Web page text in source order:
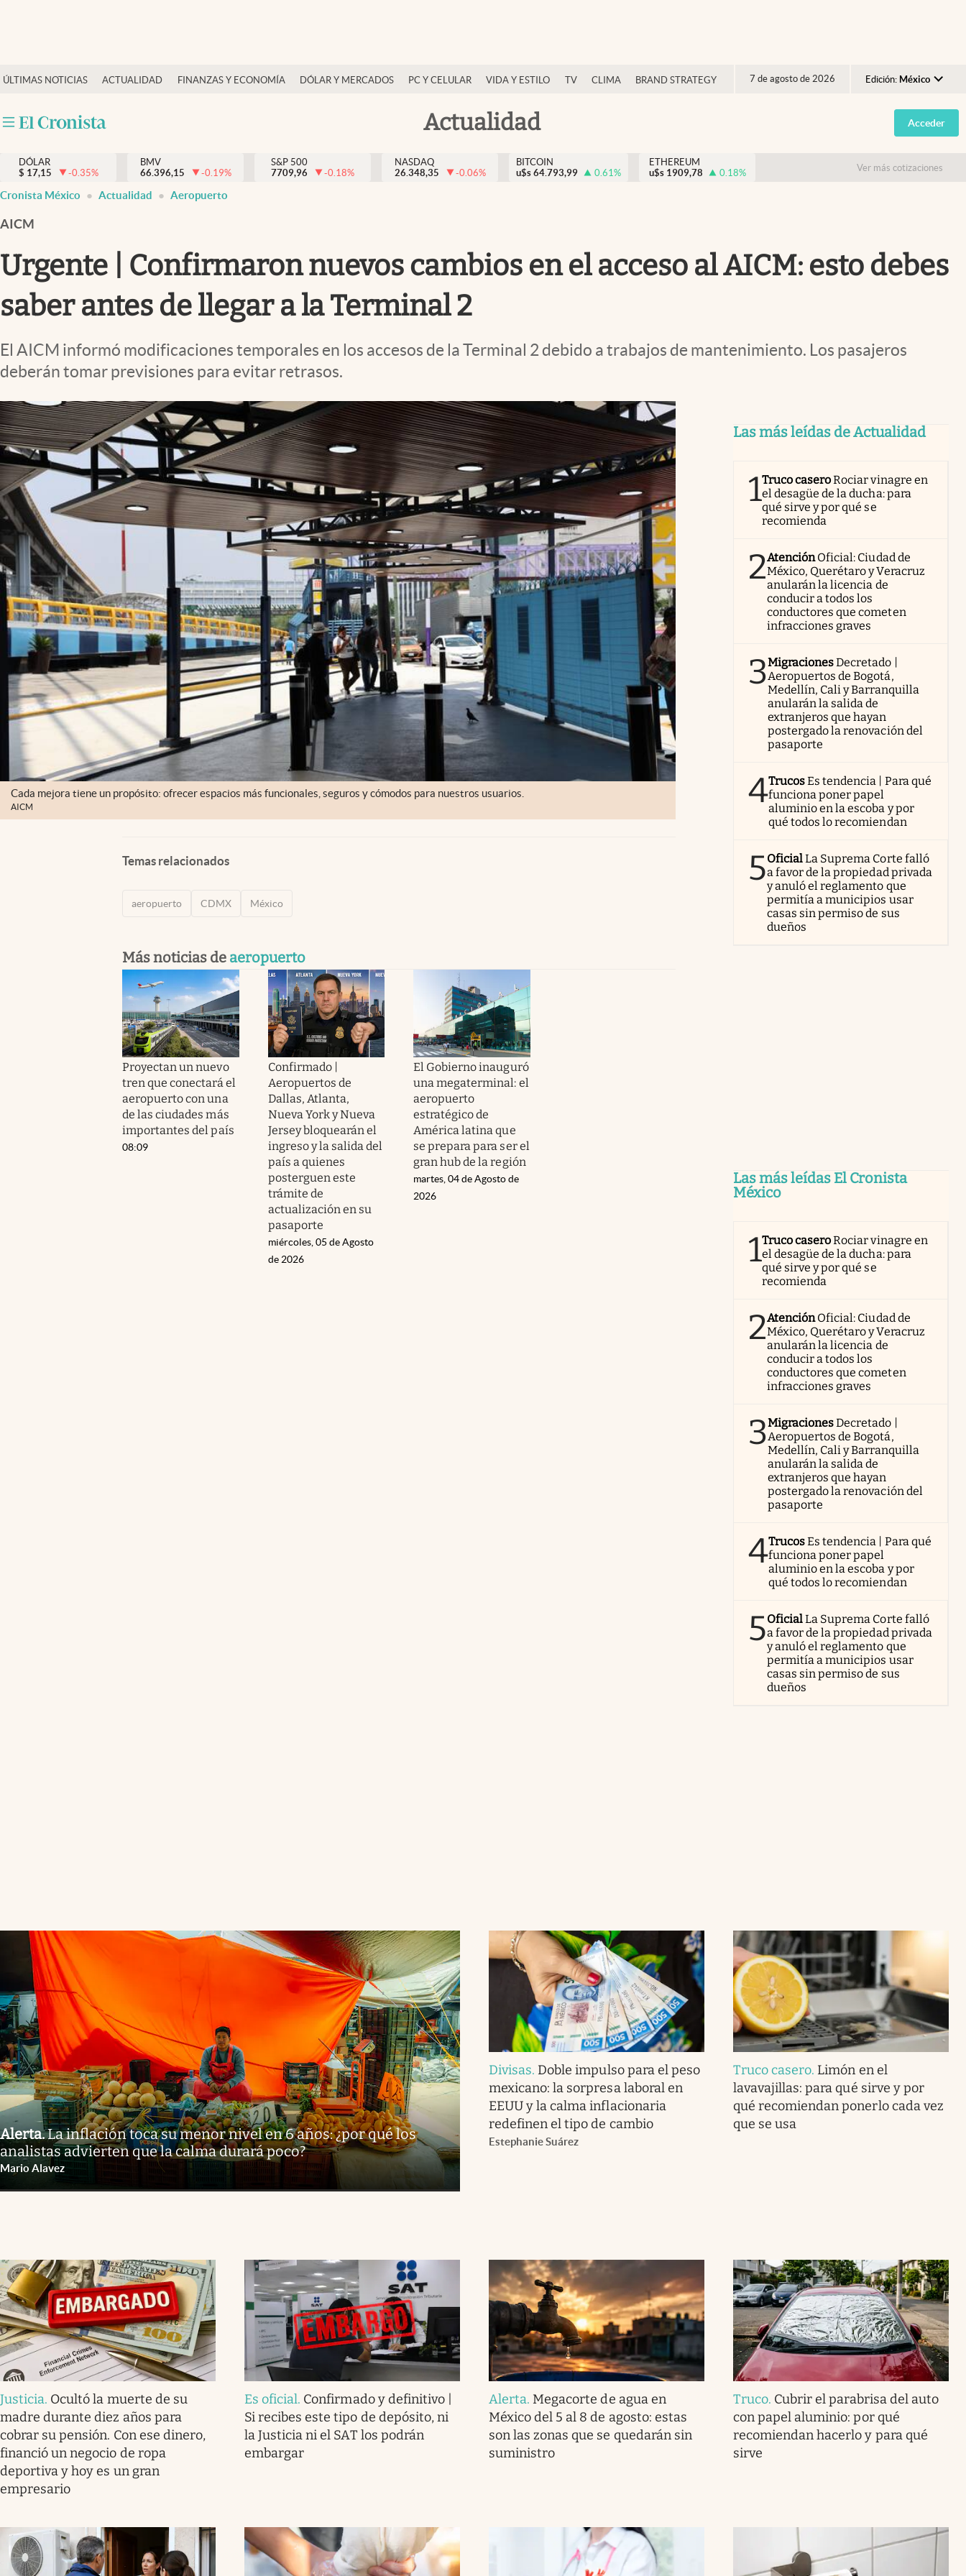
ÚLTIMAS NOTICIAS ACTUALIDAD FINANZAS Y ECONOMÍA DÓLAR Y MERCADOS PC Y CELULAR VIDA Y ESTILO TV CLIMA BRAND STRATEGY 7 de agosto de 2026 Edición: México
Argentina
España
USA
Actualidad
Actualidad
Internacionales
Opinión
Brand Strategy
Vida y estilo
Tv
Espiritualidad
abre en nueva pestaña
Acceder
DÓLAR
$ 17,15 -0.35%
BMV
66.396,15
-0.19%
S&P 500
7709,96
-0.18%
NASDAQ
26.348,35
-0.06%
BITCOIN
u$s 64.793,99 0.61%
ETHEREUM
u$s 1909,78 0.18% Ver más cotizaciones
Cronista México Actualidad Aeropuerto
AICM
Urgente | Confirmaron nuevos cambios en el acceso al AICM: esto debes
saber antes de llegar a la Terminal 2
El AICM informó modificaciones temporales en los accesos de la Terminal 2 debido a trabajos de mantenimiento. Los pasajeros
deberán tomar previsiones para evitar retrasos.
Cada mejora tiene un propósito: ofrecer espacios más funcionales, seguros y cómodos para nuestros usuarios.
AICM
Temas relacionados
aeropuerto CDMX México
Más noticias de aeropuerto
Proyectan un nuevo
tren que conectará el
aeropuerto con una
de las ciudades más
importantes del país
08:09
Confirmado |
Aeropuertos de
Dallas, Atlanta,
Nueva York y Nueva
Jersey bloquearán el
ingreso y la salida del
país a quienes
posterguen este
trámite de
actualización en su
pasaporte
miércoles, 05 de Agosto
de 2026
El Gobierno inauguró
una megaterminal: el
aeropuerto
estratégico de
América latina que
se prepara para ser el
gran hub de la región
martes, 04 de Agosto de
2026
Las más leídas de Actualidad
1Truco caseroRociar vinagre en
el desagüe de la ducha: para
qué sirve y por qué se
recomienda
2AtenciónOficial: Ciudad de
México, Querétaro y Veracruz
anularán la licencia de
conducir a todos los
conductores que cometen
infracciones graves
3MigracionesDecretado |
Aeropuertos de Bogotá,
Medellín, Cali y Barranquilla
anularán la salida de
extranjeros que hayan
postergado la renovación del
pasaporte
4TrucosEs tendencia | Para qué
funciona poner papel
aluminio en la escoba y por
qué todos lo recomiendan
5OficialLa Suprema Corte falló
a favor de la propiedad privada
y anuló el reglamento que
permitía a municipios usar
casas sin permiso de sus
dueños
Las más leídas El Cronista
México
1Truco caseroRociar vinagre en
el desagüe de la ducha: para
qué sirve y por qué se
recomienda
2AtenciónOficial: Ciudad de
México, Querétaro y Veracruz
anularán la licencia de
conducir a todos los
conductores que cometen
infracciones graves
3MigracionesDecretado |
Aeropuertos de Bogotá,
Medellín, Cali y Barranquilla
anularán la salida de
extranjeros que hayan
postergado la renovación del
pasaporte
4TrucosEs tendencia | Para qué
funciona poner papel
aluminio en la escoba y por
qué todos lo recomiendan
5OficialLa Suprema Corte falló
a favor de la propiedad privada
y anuló el reglamento que
permitía a municipios usar
casas sin permiso de sus
dueños
Alerta.La inflación toca su menor nivel en 6 años: ¿por qué los
analistas advierten que la calma durará poco?
Mario Alavez
Divisas. Doble impulso para el peso
mexicano: la sorpresa laboral en
EEUU y la calma inflacionaria
redefinen el tipo de cambio
Estephanie Suárez
Truco casero. Limón en el
lavavajillas: para qué sirve y por
qué recomiendan ponerlo cada vez
que se usa
Justicia. Ocultó la muerte de su
madre durante diez años para
cobrar su pensión. Con ese dinero,
financió un negocio de ropa
deportiva y hoy es un gran
empresario
Es oficial. Confirmado y definitivo |
Si recibes este tipo de depósito, ni
la Justicia ni el SAT los podrán
embargar
Alerta. Megacorte de agua en
México del 5 al 8 de agosto: estas
son las zonas que se quedarán sin
suministro
Truco. Cubrir el parabrisa del auto
con papel aluminio: por qué
recomiendan hacerlo y para qué
sirve